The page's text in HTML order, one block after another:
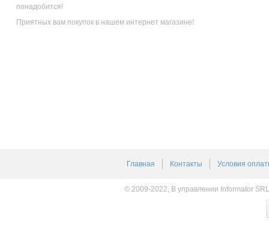
понадобится!
Приятных вам покупок в нашем интернет магазине!
Главная Контакты Условия
© 2009-2022, В управлении Informator SRL